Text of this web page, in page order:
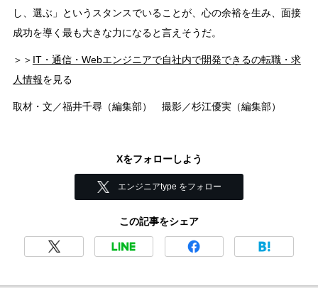
し、選ぶ」というスタンスでいることが、心の余裕を生み、面接
成功を導く最も大きな力になると言えそうだ。
＞＞ IT・通信・Webエンジニアで自社内で開発できるの転職・求
人情報を見る
取材・文／福井千尋（編集部） 撮影／杉江優実（編集部）
Xをフォローしよう
エンジニアtype をフォロー
この記事をシェア